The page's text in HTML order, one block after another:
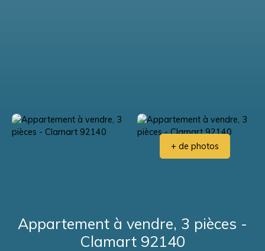
+ de photos
Appartement à vendre, 3 pièces -
Clamart 92140